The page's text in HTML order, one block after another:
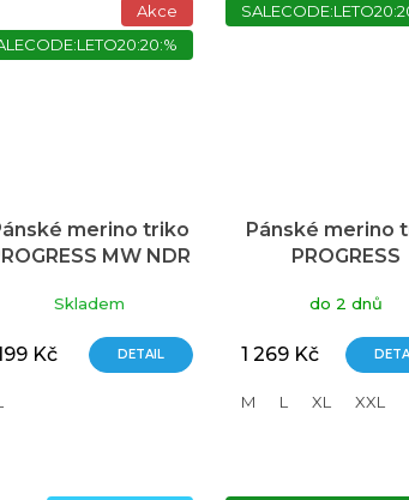
Akce
merino triko
MW NDR
rukávem
tm.modrá/modrá
Skladem
Kč DETAIL
Pánské merino
PROGRESS
dlouhým
modré
do 2 dnů
1 269 Kč
M L XL XXL